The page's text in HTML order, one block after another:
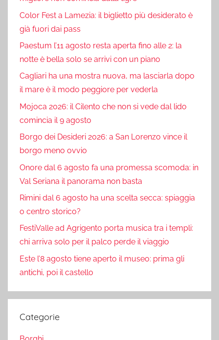
Color Fest a Lamezia: il biglietto più desiderato è
già fuori dai pass
Paestum l’11 agosto resta aperta fino alle 2: la
notte è bella solo se arrivi con un piano
Cagliari ha una mostra nuova, ma lasciarla dopo
il mare è il modo peggiore per vederla
Mojoca 2026: il Cilento che non si vede dal lido
comincia il 9 agosto
Borgo dei Desideri 2026: a San Lorenzo vince il
borgo meno ovvio
Onore dal 6 agosto fa una promessa scomoda: in
Val Seriana il panorama non basta
Rimini dal 6 agosto ha una scelta secca: spiaggia
o centro storico?
FestiValle ad Agrigento porta musica tra i templi:
chi arriva solo per il palco perde il viaggio
Este l’8 agosto tiene aperto il museo: prima gli
antichi, poi il castello
Categorie